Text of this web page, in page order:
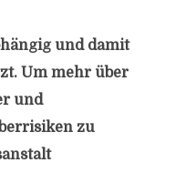
und damit
Um mehr über
und
zu